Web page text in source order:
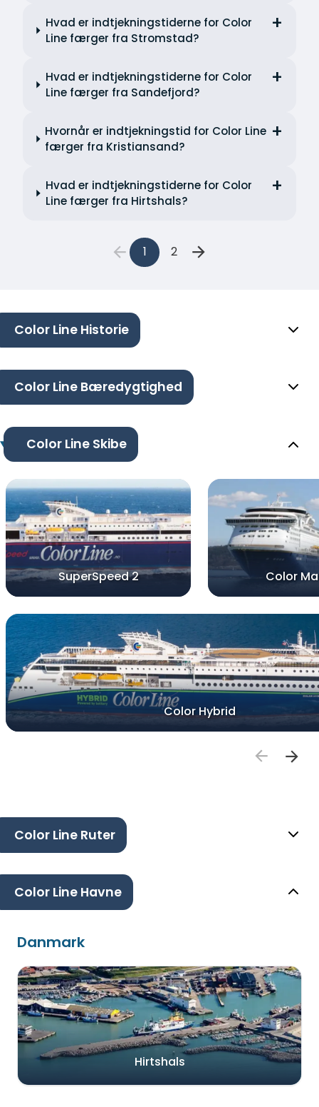
Hvad er indtjekningstiderne for Color
Line færger fra Stromstad?
Hvad er indtjekningstiderne for Color
Line færger fra Sandefjord?
Hvornår er indtjekningstid for Color Line
færger fra Kristiansand?
Hvad er indtjekningstiderne for Color
Line færger fra Hirtshals?
1 2
Color Line Historie
Color Line Bæredygtighed
Color Line Skibe
SuperSpeed 2 Color
Color Hybrid
Color Line Ruter
Color Line Havne
Danmark
Hirtshals